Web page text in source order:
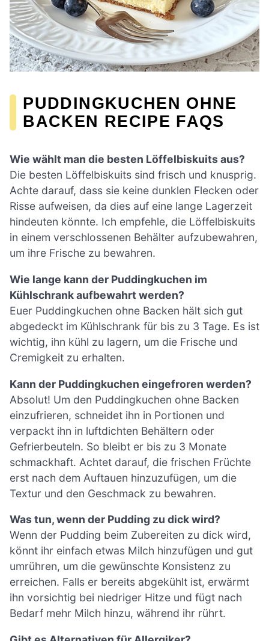
PUDDINGKUCHEN OHNE
BACKEN RECIPE FAQS
Wie wählt man die besten Löffelbiskuits aus?
Die besten Löffelbiskuits sind frisch und knusprig.
Achte darauf, dass sie keine dunklen Flecken oder
Risse aufweisen, da dies auf eine lange Lagerzeit
hindeuten könnte. Ich empfehle, die Löffelbiskuits
in einem verschlossenen Behälter aufzubewahren,
um ihre Frische zu bewahren.
Wie lange kann der Puddingkuchen im
Kühlschrank aufbewahrt werden?
Euer Puddingkuchen ohne Backen hält sich gut
abgedeckt im Kühlschrank für bis zu 3 Tage. Es ist
wichtig, ihn kühl zu lagern, um die Frische und
Cremigkeit zu erhalten.
Kann der Puddingkuchen eingefroren werden?
Absolut! Um den Puddingkuchen ohne Backen
einzufrieren, schneidet ihn in Portionen und
verpackt ihn in luftdichten Behältern oder
Gefrierbeuteln. So bleibt er bis zu 3 Monate
schmackhaft. Achtet darauf, die frischen Früchte
erst nach dem Auftauen hinzuzufügen, um die
Textur und den Geschmack zu bewahren.
Was tun, wenn der Pudding zu dick wird?
Wenn der Pudding beim Zubereiten zu dick wird,
könnt ihr einfach etwas Milch hinzufügen und gut
umrühren, um die gewünschte Konsistenz zu
erreichen. Falls er bereits abgekühlt ist, erwärmt
ihn vorsichtig bei niedriger Hitze und fügt nach
Bedarf mehr Milch hinzu, während ihr rührt.